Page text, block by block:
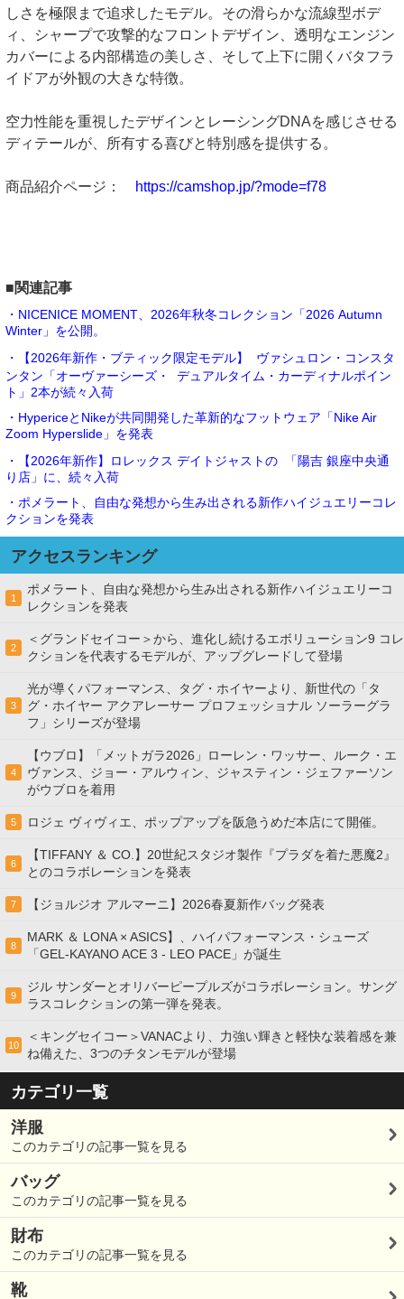
しさを極限まで追求したモデル。その滑らかな流線型ボデ
ィ、シャープで攻撃的なフロントデザイン、透明なエンジン
カバーによる内部構造の美しさ、そして上下に開くバタフラ
イドアが外観の大きな特徴。
空力性能を重視したデザインとレーシングDNAを感じさせる
ディテールが、所有する喜びと特別感を提供する。
商品紹介ページ： https://camshop.jp/?mode=f78
■関連記事
・NICENICE MOMENT、2026年秋冬コレクション「2026 Autumn
Winter」を公開。
・【2026年新作・ブティック限定モデル】 ヴァシュロン・コンスタ
ンタン「オーヴァーシーズ・ デュアルタイム・カーディナルポイン
ト」2本が続々入荷
・HypericeとNikeが共同開発した革新的なフットウェア「Nike Air
Zoom Hyperslide」を発表
・【2026年新作】ロレックス デイトジャストの 「陽吉 銀座中央通
り店」に、続々入荷
・ポメラート、自由な発想から生み出される新作ハイジュエリーコレ
クションを発表
アクセスランキング
1
ポメラート、自由な発想から生み出される新作ハイジュエリーコ
レクションを発表
2
＜グランドセイコー＞から、進化し続けるエボリューション9 コレ
クションを代表するモデルが、アップグレードして登場
3
光が導くパフォーマンス、タグ・ホイヤーより、新世代の「タ
グ・ホイヤー アクアレーサー プロフェッショナル ソーラーグラ
フ」シリーズが登場
4
【ウブロ】「メットガラ2026」ローレン・ワッサー、ルーク・エ
ヴァンス、ジョー・アルウィン、ジャスティン・ジェファーソン
がウブロを着用
5 ロジェ ヴィヴィエ、ポップアップを阪急うめだ本店にて開催。
6
【TIFFANY ＆ CO.】20世紀スタジオ製作『プラダを着た悪魔2』
とのコラボレーションを発表
7 【ジョルジオ アルマーニ】2026春夏新作バッグ発表
8
MARK ＆ LONA × ASICS】、ハイパフォーマンス・シューズ
「GEL-KAYANO ACE 3 - LEO PACE」が誕生
9
ジル サンダーとオリバーピープルズがコラボレーション。サング
ラスコレクションの第一弾を発表。
10
＜キングセイコー＞VANACより、力強い輝きと軽快な装着感を兼
ね備えた、3つのチタンモデルが登場
カテゴリ一覧
洋服
このカテゴリの記事一覧を見る
バッグ
このカテゴリの記事一覧を見る
財布
このカテゴリの記事一覧を見る
靴